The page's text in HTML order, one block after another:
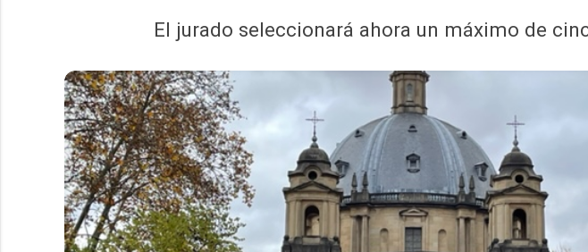
El jurado seleccionará ahora un máximo de